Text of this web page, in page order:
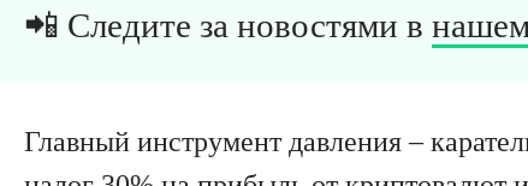
📲 Следите за новостями в
Главный инструмент давления –